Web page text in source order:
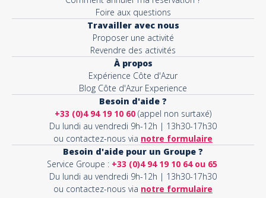
Foire aux questions
Travailler avec nous
Proposer une activité
Revendre des activités
À propos
Expérience Côte d'Azur
Blog Côte d'Azur Experience
Besoin d'aide ?
+33 (0)4 94 19 10 60 (appel non surtaxé)
Du lundi au vendredi 9h-12h | 13h30-17h30
ou contactez-nous via notre formulaire
Besoin d'aide pour un Groupe ?
Service Groupe : +33 (0)4 94 19 10 64 ou 65
Du lundi au vendredi 9h-12h | 13h30-17h30
ou contactez-nous via notre formulaire